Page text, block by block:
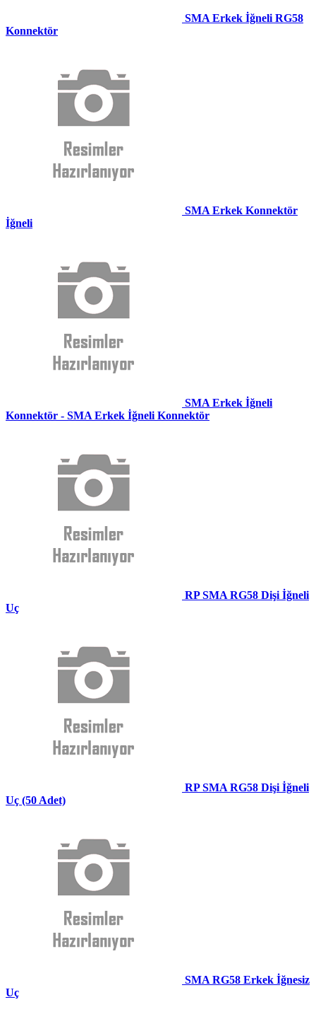
SMA Erkek İğneli RG58
Konnektör
SMA Erkek Konnektör
İğneli
SMA Erkek İğneli
Konnektör - SMA Erkek İğneli Konnektör
RP SMA RG58 Dişi İğneli
Uç
RP SMA RG58 Dişi İğneli
Uç (50 Adet)
SMA RG58 Erkek İğnesiz
Uç